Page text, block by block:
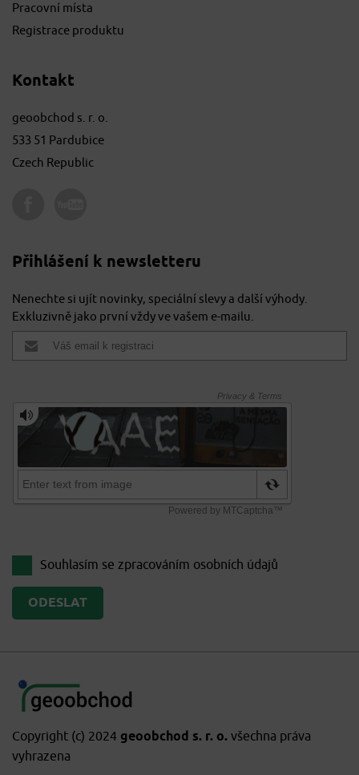
Pracovní místa
Registrace produktu
Kontakt
geoobchod s. r. o.
533 51 Pardubice
Czech Republic
Přihlášení k newsletteru
Nenechte si ujít novinky, speciální slevy a další výhody.
Exkluzivně jako první vždy ve vašem e-mailu.
Souhlasím se zpracováním osobních údajů
Copyright (c) 2024 geoobchod s. r. o. všechna práva
vyhrazena